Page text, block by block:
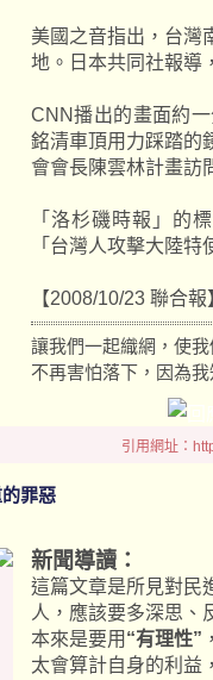
美國之音指出，台灣
地。日本共同社報導
CNN播出的畫面約
銘清車頂用力踩踏的
會會長陳雲林計畫訪
「洛杉磯時報」的
「台灣人攻擊大陸
【2008/10/23 聯合報
讓我們一起織網，使
不再害怕落下，因為
引用網址：
罪惡
新聞導讀：
這篇文章是所見對民
人，應該要多深思、
本來是要用 “有理性”
太會算計自身的利益，